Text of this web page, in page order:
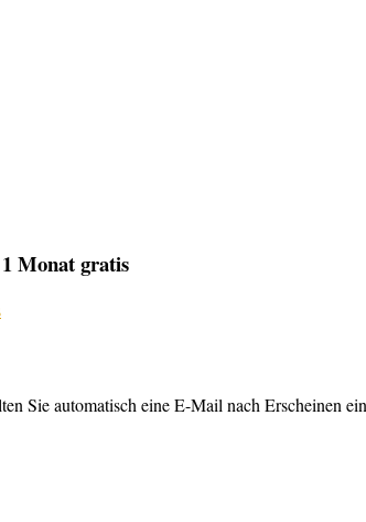
Monat gratis
Sie automatisch eine E-Mail nach Erscheinen